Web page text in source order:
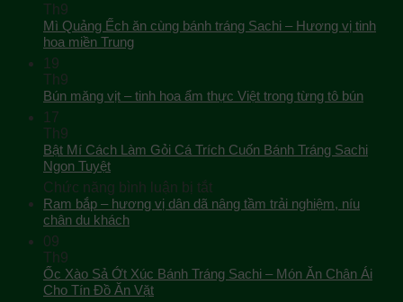
Th9
Mì Quảng Ếch ăn cùng bánh tráng Sachi – Hương vị tinh
hoa miền Trung
19
Th9
Bún măng vịt – tinh hoa ẩm thực Việt trong từng tô bún
17
Th9
Bật Mí Cách Làm Gỏi Cá Trích Cuốn Bánh Tráng Sachi
Ngon Tuyệt
Chức năng bình luận bị tắtở
Bật
Gỏi
Cá
Ram bắp – hương vị dân dã nâng tầm trải nghiệm, níu
chân du khách
09
Th9
Ốc Xào Sả Ớt Xúc Bánh Tráng Sachi – Món Ăn Chân Ái
Cho Tín Đồ Ăn Vặt